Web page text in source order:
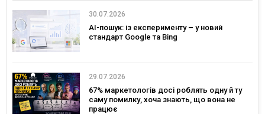
30.07.2026
AI-пошук: із експерименту – у новий
стандарт Google та Bing
29.07.2026
67% маркетологів досі роблять одну й ту
саму помилку, хоча знають, що вона не
працює